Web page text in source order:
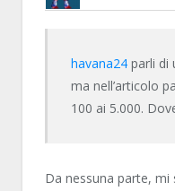
BRUNOB
havana24parli di
ma nell’articolo
100 ai 5.000.
Da nessuna parte,